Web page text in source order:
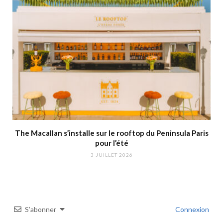
The Macallan s’installe sur le rooftop du Peninsula Paris
pour l’été
3 JUILLET 2026
S’abonner Connexion